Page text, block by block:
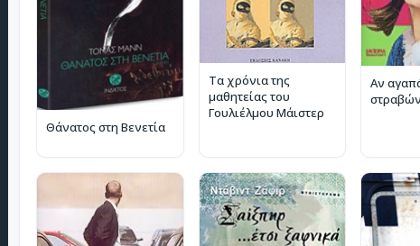
Θάνατος στη Βενετία
Τα χρόνια της
μαθητείας του
Γουλιέλμου Μάιστερ
Αν